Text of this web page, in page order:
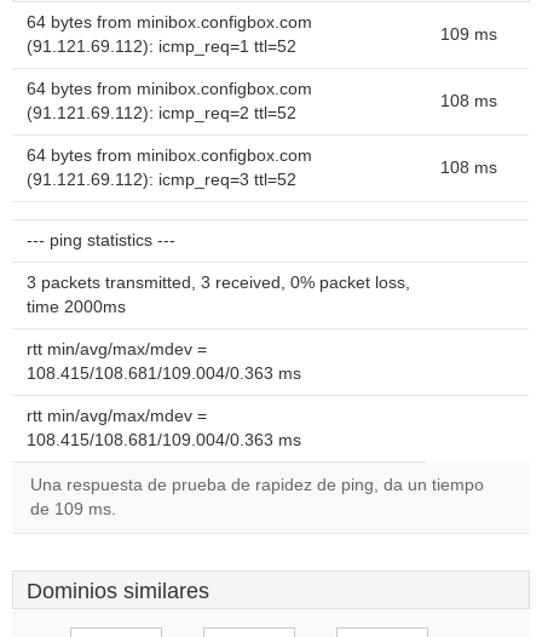
64 bytes from minibox.configbox.com
(91.121.69.112): icmp_req=1 ttl=52
109 ms
64 bytes from minibox.configbox.com
(91.121.69.112): icmp_req=2 ttl=52
108 ms
64 bytes from minibox.configbox.com
(91.121.69.112): icmp_req=3 ttl=52
108 ms
--- ping statistics ---
3 packets transmitted, 3 received, 0% packet loss,
time 2000ms
rtt min/avg/max/mdev =
108.415/108.681/109.004/0.363 ms
rtt min/avg/max/mdev =
108.415/108.681/109.004/0.363 ms
Una respuesta de prueba de rapidez de ping, da un tiempo
de 109 ms.
Dominios similares